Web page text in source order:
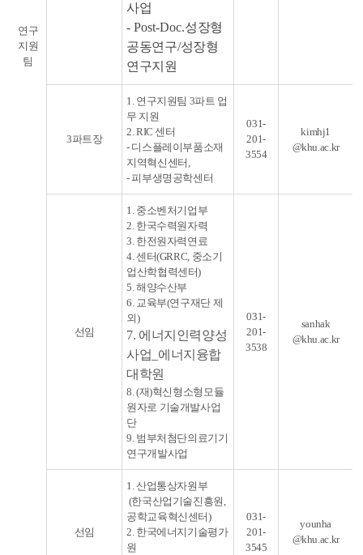
연구
지원
팀
사업
- Post-Doc.성장형
공동연구/성장형
연구지원
3파트장
1. 연구지원팀 3파트 업
무 지원
2. RIC 센터
- 디스플레이부품소재
지역혁신센터,
- 피부생명공학센터
031-
201-
3554
kimhj1
@khu.ac.kr
선임
1. 중소벤처기업부
2. 한국수력원자력
3. 한전원자력연료
4. 센터(GRRC, 중소기
업산학협력센터)
5. 해양수산부
6. 교육부(연구재단 제
외)
7. 에너지인력양성
사업_에너지융합
대학원
8. (재)혁신형소형모듈
원자로 기술개발사업
단
9. 범부처첨단의료기기
연구개발사업
031-
201-
3538
sanhak
@khu.ac.kr
선임
1. 산업통상자원부
(한국산업기술진흥원,
공학교육혁신센터)
2. 한국에너지기술평가
원
031-
201-
3545
younha
@khu.ac.kr